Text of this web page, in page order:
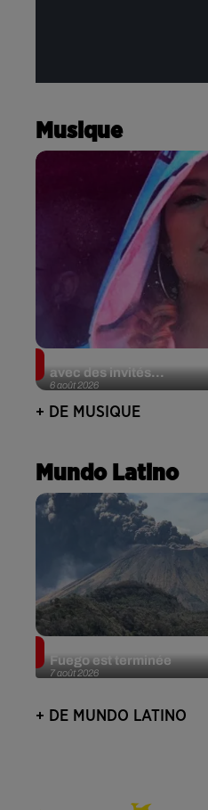
Musique
6 août 2026
Karol G dévoile la
avec des invités...
+ DE MUSIQUE
Mundo Latino
7 août 2026
Fuego est terminée
+ DE MUNDO LATINO